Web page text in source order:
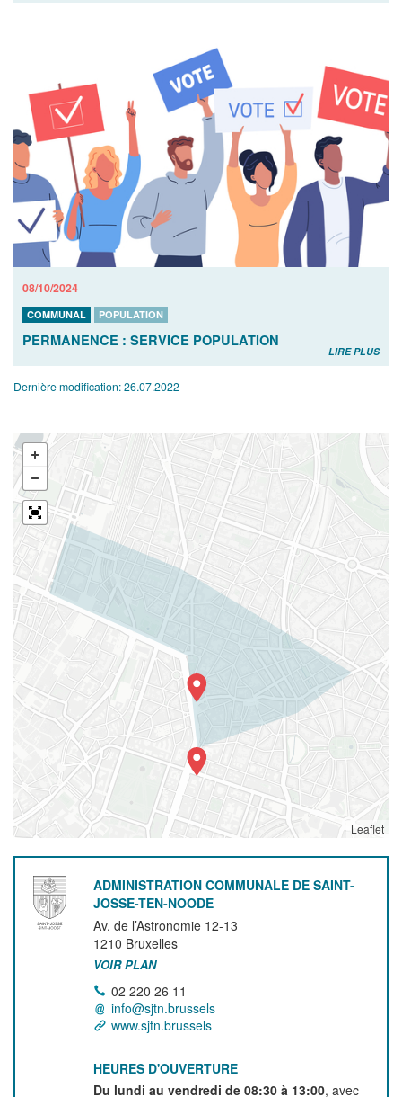
08/10/2024
COMMUNAL POPULATION
PERMANENCE : SERVICE POPULATION
LIRE PLUS
Dernière modification:26.07.2022
Leaflet
ADMINISTRATION COMMUNALE DE SAINT-
JOSSE-TEN-NOODE
Av. de l’Astronomie 12-13
1210 Bruxelles
VOIR PLAN
02 220 26 11
info@sjtn.brussels
www.sjtn.brussels
HEURES D'OUVERTURE
Du lundi au vendredi de 08:30 à 13:00, avec